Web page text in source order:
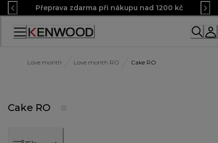
Skip
to
Content
Přeprava zdarma při nákupu nad 1200 kč
Accessibility
Love month Love month RO Cake RO
Cake RO